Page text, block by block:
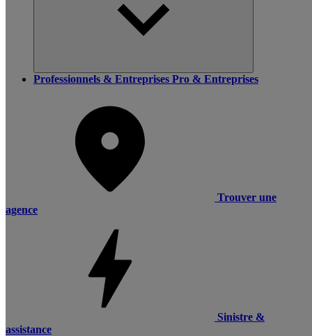
Professionnels & Entreprises Pro & Entreprises
Trouver une
agence
Sinistre &
assistance